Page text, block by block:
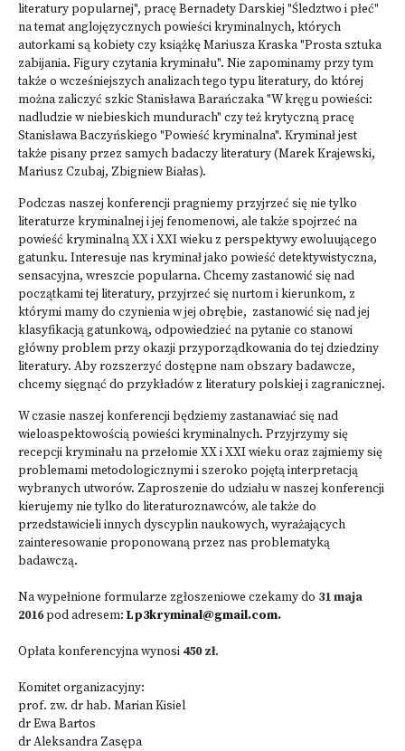
literatury popularnej", pracę Bernadety Darskiej "Śledztwo i płeć"
na temat anglojęzycznych powieści kryminalnych, których
autorkami są kobiety czy książkę Mariusza Kraska "Prosta sztuka
zabijania. Figury czytania kryminału". Nie zapominamy przy tym
także o wcześniejszych analizach tego typu literatury, do której
można zaliczyć szkic Stanisława Barańczaka "W kręgu powieści:
nadludzie w niebieskich mundurach" czy też krytyczną pracę
Stanisława Baczyńskiego "Powieść kryminalna". Kryminał jest
także pisany przez samych badaczy literatury (Marek Krajewski,
Mariusz Czubaj, Zbigniew Białas).
Podczas naszej konferencji pragniemy przyjrzeć się nie tylko
literaturze kryminalnej i jej fenomenowi, ale także spojrzeć na
powieść kryminalną XX i XXI wieku z perspektywy ewoluującego
gatunku. Interesuje nas kryminał jako powieść detektywistyczna,
sensacyjna, wreszcie popularna. Chcemy zastanowić się nad
początkami tej literatury, przyjrzeć się nurtom i kierunkom, z
którymi mamy do czynienia w jej obrębie, zastanowić się nad jej
klasyfikacją gatunkową, odpowiedzieć na pytanie co stanowi
główny problem przy okazji przyporządkowania do tej dziedziny
literatury. Aby rozszerzyć dostępne nam obszary badawcze,
chcemy sięgnąć do przykładów z literatury polskiej i zagranicznej.
W czasie naszej konferencji będziemy zastanawiać się nad
wieloaspektowością powieści kryminalnych. Przyjrzymy się
recepcji kryminału na przełomie XX i XXI wieku oraz zajmiemy się
problemami metodologicznymi i szeroko pojętą interpretacją
wybranych utworów. Zaproszenie do udziału w naszej konferencji
kierujemy nie tylko do literaturoznawców, ale także do
przedstawicieli innych dyscyplin naukowych, wyrażających
zainteresowanie proponowaną przez nas problematyką
badawczą.
Na wypełnione formularze zgłoszeniowe czekamy do 31 maja
2016pod adresem: Lp3kryminal@gmail.com.
Opłata konferencyjna wynosi 450 zł.
Komitet organizacyjny:
prof. zw. dr hab. Marian Kisiel
dr Ewa Bartos
dr Aleksandra Zasępa